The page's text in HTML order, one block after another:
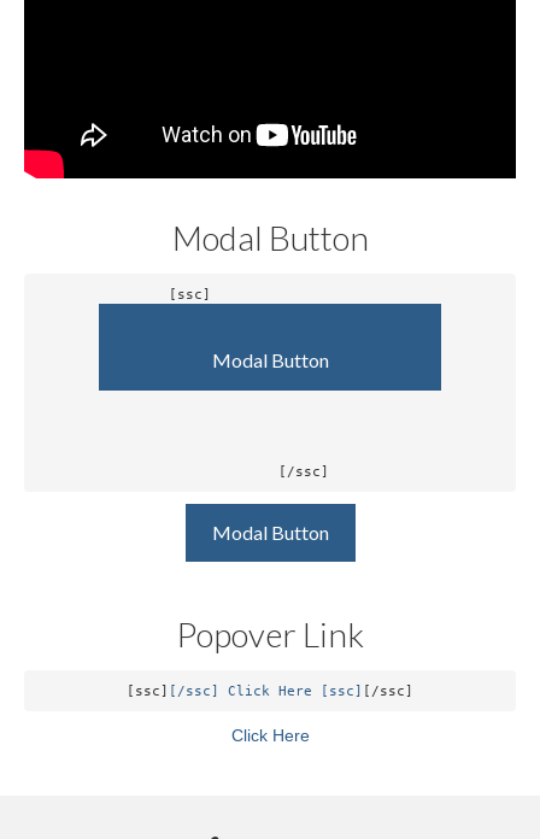
Modal Button
	[/ssc]
Modal Button
Popover Link
[ssc] [/ssc] Click Here [ssc] [/ssc]
Click Here